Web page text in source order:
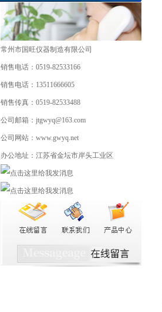
常州市国旺仪器制造有限公司
销售电话：0519-82533166
销售电话：13511666605
销售传真：0519-82533488
公司邮箱：jtgwyq@163.com
公司网站：www.gwyq.net
办公地址：江苏省金坛市岸头工业区